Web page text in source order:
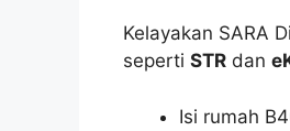
Kelayakan SARA
seperti STR dan
Isi rumah